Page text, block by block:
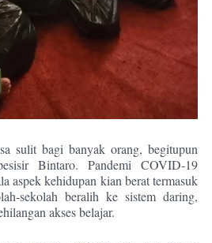
sulit bagi banyak orang, begitupun
Bintaro. Pandemi COVID-19
aspek kehidupan kian berat termasuk
sekolah beralih ke sistem daring,
akses belajar.